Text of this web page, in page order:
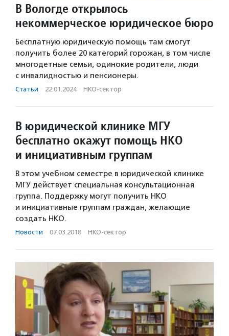
В Вологде открылось
некоммерческое юридическое бюро
Бесплатную юридическую помощь там смогут
получить более 20 категорий горожан, в том числе
многодетные семьи, одинокие родители, люди
с инвалидностью и пенсионеры.
Статьи · 22.01.2024 · НКО-сектор
В юридической клинике МГУ
бесплатно окажут помощь НКО
и инициативным группам
В этом учебном семестре в юридической клинике
МГУ действует специальная консультационная
группа. Поддержку могут получить НКО
и инициативные группам граждан, желающие
создать НКО.
Новости · 07.03.2018 · НКО-сектор